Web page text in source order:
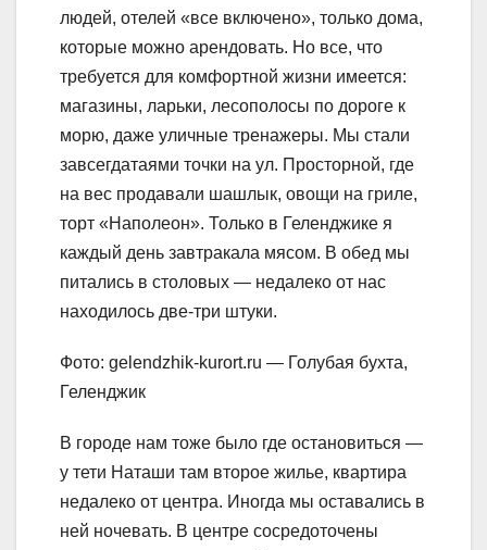
людей, отелей «все включено», только дома,
которые можно арендовать. Но все, что
требуется для комфортной жизни имеется:
магазины, ларьки, лесополосы по дороге к
морю, даже уличные тренажеры. Мы стали
завсегдатаями точки на ул. Просторной, где
на вес продавали шашлык, овощи на гриле,
торт «Наполеон». Только в Геленджике я
каждый день завтракала мясом. В обед мы
питались в столовых — недалеко от нас
находилось две-три штуки.
Фото: gelendzhik-kurort.ru — Голубая бухта,
Геленджик
В городе нам тоже было где остановиться —
у тети Наташи там второе жилье, квартира
недалеко от центра. Иногда мы оставались в
ней ночевать. В центре сосредоточены